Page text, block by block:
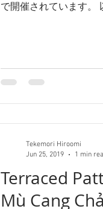
で開催されています。
Terraced
Mù Cang
Tekemori Hiroomi
Jun 25, 2019
1 min